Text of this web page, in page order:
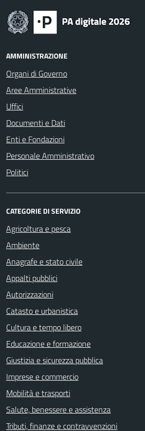
AMMINISTRAZIONE
Organi di Governo
Aree Amministrative
Uffici
Documenti e Dati
Enti e Fondazioni
Personale Amministrativo
Politici
CATEGORIE DI SERVIZIO
Agricoltura e pesca
Ambiente
Anagrafe e stato civile
Appalti pubblici
Autorizzazioni
Catasto e urbanistica
Cultura e tempo libero
Educazione e formazione
Giustizia e sicurezza pubblica
Imprese e commercio
Mobilità e trasporti
Salute, benessere e assistenza
Tributi, finanze e contravvenzioni